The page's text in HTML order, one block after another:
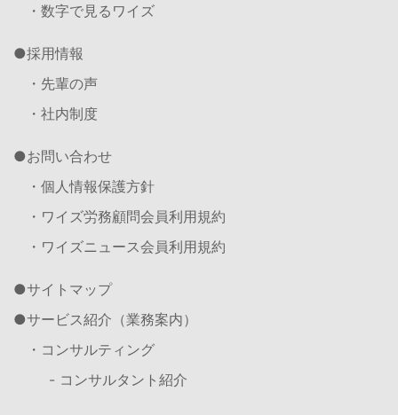
・数字で見るワイズ
採用情報
・先輩の声
・社内制度
お問い合わせ
・個人情報保護方針
・ワイズ労務顧問会員利用規約
・ワイズニュース会員利用規約
サイトマップ
サービス紹介（業務案内）
・コンサルティング
- コンサルタント紹介